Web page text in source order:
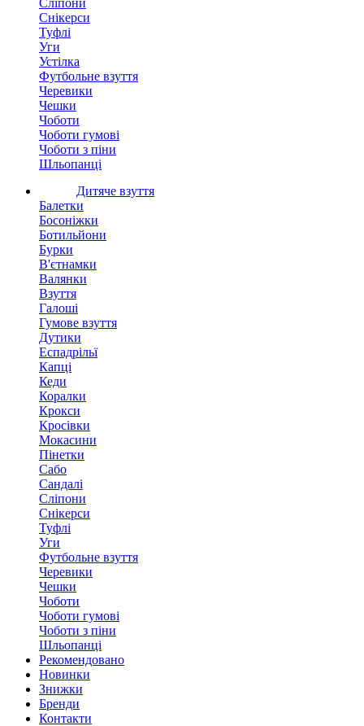
Сліпони
Снікерси
Туфлі
Уги
Устілка
Футбольне взуття
Черевики
Чешки
Чоботи
Чоботи гумові
Чоботи з піни
Шльопанці
Дитяче взуття
Балетки
Босоніжки
Ботильйони
Бурки
В'єтнамки
Валянки
Взуття
Галоші
Гумове взуття
Дутики
Еспадрільї
Капці
Кеди
Коралки
Крокси
Кросівки
Мокасини
Пінетки
Сабо
Сандалі
Сліпони
Снікерси
Туфлі
Уги
Футбольне взуття
Черевики
Чешки
Чоботи
Чоботи гумові
Чоботи з піни
Шльопанці
Рекомендовано
Новинки
Знижки
Бренди
Контакти